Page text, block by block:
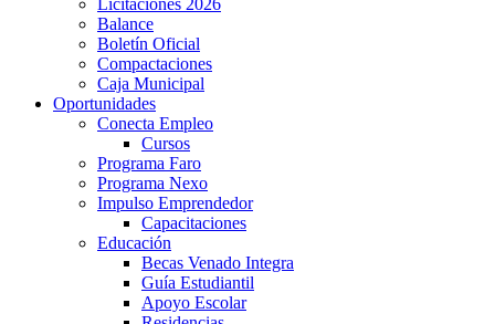
Licitaciones 2026
Balance
Boletín Oficial
Compactaciones
Caja Municipal
Oportunidades
Conecta Empleo
Cursos
Programa Faro
Programa Nexo
Impulso Emprendedor
Capacitaciones
Educación
Becas Venado Integra
Guía Estudiantil
Apoyo Escolar